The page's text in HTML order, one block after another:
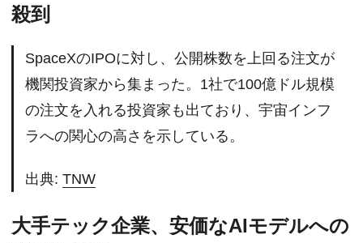
殺到
SpaceXのIPOに対し、公開株数を上回る注文が
機関投資家から集まった。1社で100億ドル規模
の注文を入れる投資家も出ており、宇宙インフ
ラへの関心の高さを示している。
出典: TNW
大手テック企業、安価なAIモデルへの